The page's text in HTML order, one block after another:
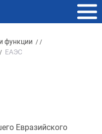
функции / /
ЕАЭС
Евразийского